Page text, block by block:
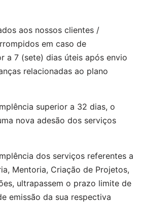
aos nossos clientes /
em caso de
a 7 (sete) dias úteis após envio
relacionadas ao plano
superior a 32 dias, o
nova adesão dos serviços
dos serviços referentes a
Mentoria, Criação de Projetos,
ultrapassem o prazo limite de
emissão da sua respectiva